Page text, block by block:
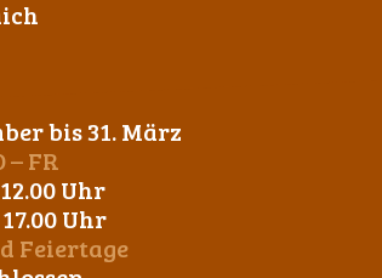
bis 31. März
– FR
Uhr
17.00 Uhr
Feiertage